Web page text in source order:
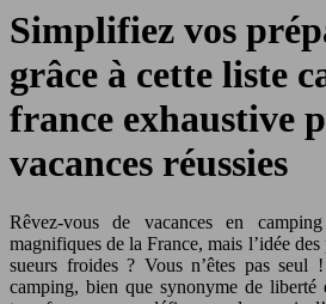
Simplifiez vos
grâce à cette liste
france exhaustive
vacances réussies
Rêvez-vous de vacances en
magnifiques de la France, mais l’idée
sueurs froides ? Vous n’êtes pas seul
camping, bien que synonyme de liberté